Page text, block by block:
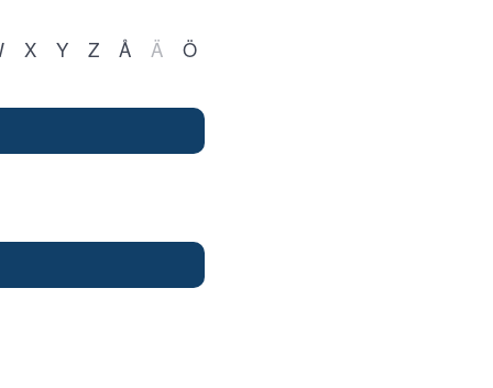
X Y Z Å Ä Ö